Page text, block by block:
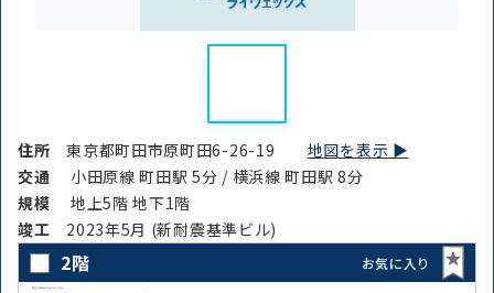
住所東京都町田市原町田6-26-19 地図を表示 ▶︎
交通
小田原線 町田駅 5分 / 横浜線 町田駅 8分
規模
地上5階 地下1階
竣⼯ 2023年5月 (新耐震基準ビル)
2階 お気に入り